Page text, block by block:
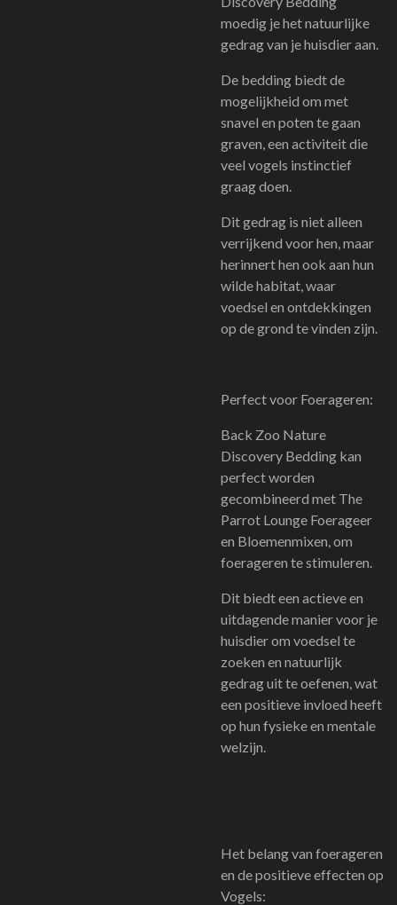
moedig je het natuurlijke
gedrag van je huisdier aan.
De bedding biedt de
mogelijkheid om met
snavel en poten te gaan
graven, een activiteit die
veel vogels instinctief
graag doen.
Dit gedrag is niet alleen
verrijkend voor hen, maar
herinnert hen ook aan hun
wilde habitat, waar
voedsel en ontdekkingen
op de grond te vinden zijn.
Perfect voor Foerageren:
Back Zoo Nature
Discovery Bedding kan
perfect worden
gecombineerd met The
Parrot Lounge Foerageer
en Bloemenmixen, om
foerageren te stimuleren.
Dit biedt een actieve en
uitdagende manier voor je
huisdier om voedsel te
zoeken en natuurlijk
gedrag uit te oefenen, wat
een positieve invloed heeft
op hun fysieke en mentale
welzijn.
Het belang van foerageren
en de positieve effecten op
Vogels: